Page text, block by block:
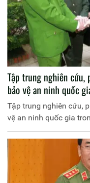
Tập trung nghiên
bảo vệ an ninh quốc
Tập trung nghiên cứu,
vệ an ninh quốc gia